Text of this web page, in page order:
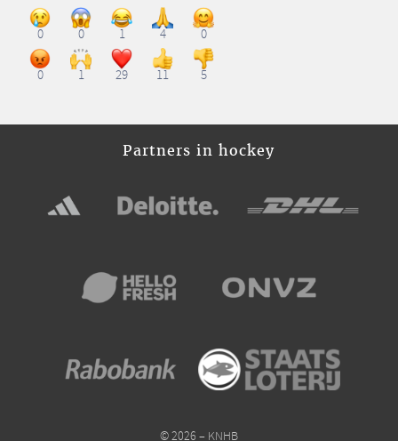
0 0 1 4 0
0 1 29 11 5
Partners in hockey
© 2026 – KNHB